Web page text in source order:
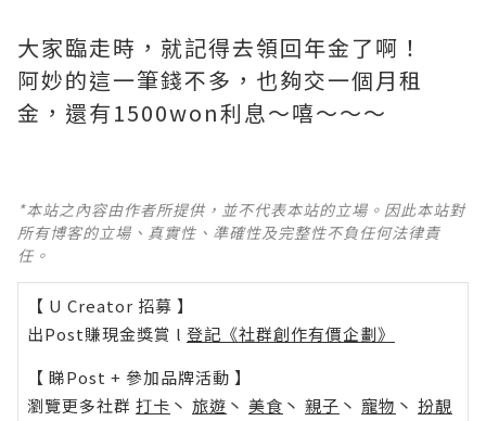
大家臨走時，就記得去領回年金了啊！
阿妙的這一筆錢不多，也夠交一個月租
金，還有1500won利息～嘻～～～
*本站之內容由作者所提供，並不代表本站的立場。因此本站對
所有博客的立場、真實性、準確性及完整性不負任何法律責
任。
【 U Creator 招募 】
出Post賺現金獎賞 l 登記《社群創作有價企劃》
【 睇Post + 參加品牌活動 】
瀏覽更多社群 打卡 丶 旅遊 丶 美食 丶 親子 丶 寵物 丶 扮靚